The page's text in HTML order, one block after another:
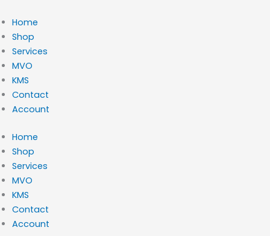
naar
de
inhoud
Home
Shop
Services
MVO
KMS
Contact
Account
Home
Shop
Services
MVO
KMS
Contact
Account